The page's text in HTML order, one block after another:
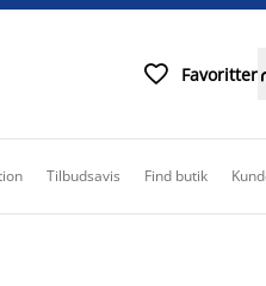
 Favoritter
Tilbudsavis Find butik